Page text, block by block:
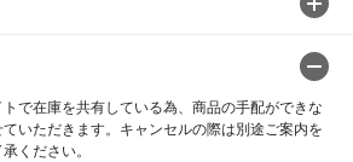
で在庫を共有している為、商品の手配ができな
いただきます。キャンセルの際は別途ご案内を
ください。